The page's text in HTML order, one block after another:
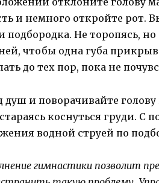
и немного откройте рот.
подбородка. Не торопясь,
чтобы одна губа
до тех пор, пока не
душ и поворачивайте
коснуться груди.
водной струей по
гимнастики позволит